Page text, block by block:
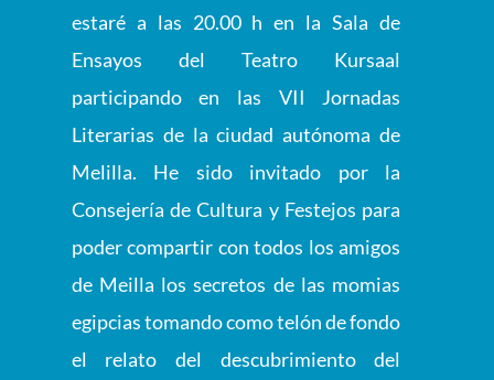
estaré a las 20.00 h en la Sala de
Ensayos del Teatro Kursaal
participando en las VII Jornadas
Literarias de la ciudad autónoma de
Melilla. He sido invitado por la
Consejería de Cultura y Festejos para
poder compartir con todos los amigos
de Meilla los secretos de las momias
egipcias tomando como telón de fondo
el relato del descubrimiento del